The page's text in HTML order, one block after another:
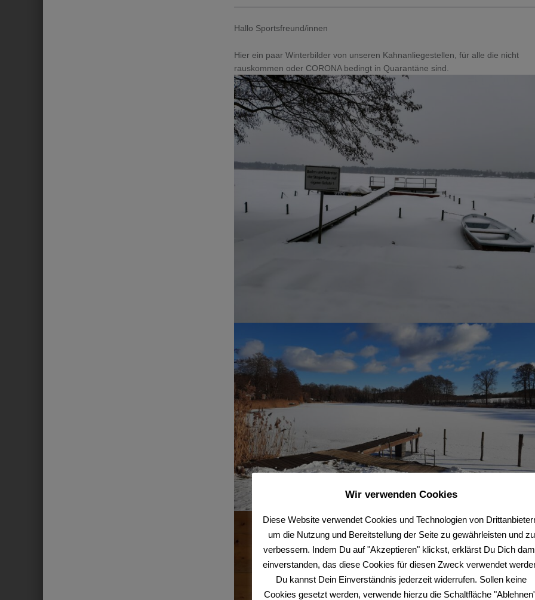
Hallo Sportsfreund/innen
Hier ein paar Winterbilder von unseren Kahnanliegestellen, für alle die nicht
rauskommen oder CORONA bedingt in Quarantäne sind.
Wir verwenden Cookies
Diese Website verwendet Cookies und Technologien von
um die Nutzung und Bereitstellung der Seite zu gewährleisten und zu
verbessern. Indem Du auf "Akzeptieren" klickst, erklärst Du Dich
einverstanden, das diese Cookies für diesen Zweck verwendet
Du kannst Dein Einverständnis jederzeit widerrufen. Sollen keine
Cookies gesetzt werden, verwende hierzu die Schaltfläche